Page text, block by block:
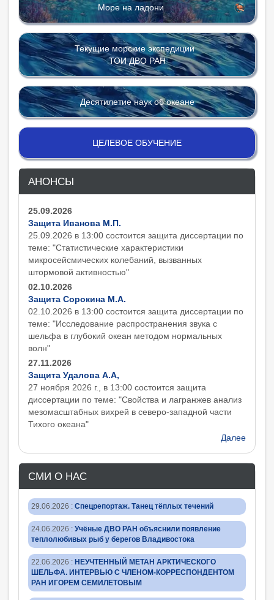
Море на ладони
Текущие морские экспедиции
ТОИ ДВО РАН
Десятилетие наук об океане
ЦЕЛЕВОЕ ОБУЧЕНИЕ
АНОНСЫ
25.09.2026
Защита Иванова М.П.
25.09.2026 в 13:00 состоится защита диcсертации по
теме: "Статистические характеристики
микросейсмических колебаний, вызванных
штормовой активностью"
02.10.2026
Защита Сорокина М.А.
02.10.2026 в 13:00 состоится защита диcсертации по
теме: "Исследование распространения звука с
шельфа в глубокий океан методом нормальных
волн"
27.11.2026
Защита Удалова А.А,
27 ноября 2026 г., в 13:00 состоится защита
диcсертации по теме: "Свойства и лагранжев анализ
мезомасштабных вихрей в северо-западной части
Тихого океана"
Далее
СМИ О НАС
29.06.2026 : Спецрепортаж. Танец тёплых течений
24.06.2026 : Учёные ДВО РАН объяснили появление
теплолюбивых рыб у берегов Владивостока
22.06.2026 : НЕУЧТЕННЫЙ МЕТАН АРКТИЧЕСКОГО
ШЕЛЬФА. ИНТЕРВЬЮ С ЧЛЕНОМ-КОРРЕСПОНДЕНТОМ
РАН ИГОРЕМ СЕМИЛЕТОВЫМ